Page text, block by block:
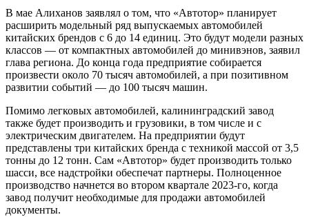
В мае Алиханов заявлял о том, что «Автотор» планирует
расширить модельный ряд выпускаемых автомобилей
китайских брендов с 6 до 14 единиц. Это будут модели разных
классов — от компактных автомобилей до минивэнов, заявил
глава региона. До конца года предприятие собирается
произвести около 70 тысяч автомобилей, а при позитивном
развитии событий — до 100 тысяч машин.
Помимо легковых автомобилей, калининградский завод
также будет производить и грузовики, в том числе и с
электрическим двигателем. На предприятии будут
представлены три китайских бренда с техникой массой от 3,5
тонны до 12 тонн. Сам «Автотор» будет производить только
шасси, все надстройки обеспечат партнеры. Полноценное
производство начнется во втором квартале 2023-го, когда
завод получит необходимые для продажи автомобилей
документы.